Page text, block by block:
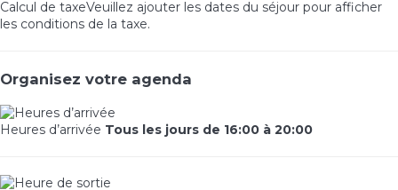
Calcul de taxeVeuillez ajouter les dates du séjour pour afficher
les conditions de la taxe.
Organisez votre agenda
Heures d’arrivée Tous les jours de 16:00 à 20:00